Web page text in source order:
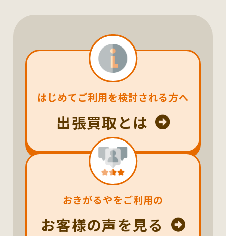
はじめてご利用を検討される方へ
出張買取とは
おきがるやをご利用の
お客様の声を見る